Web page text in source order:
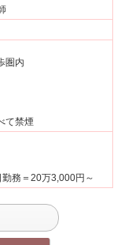
圏内
て禁煙
務＝20万3,000円～